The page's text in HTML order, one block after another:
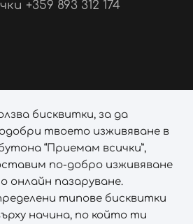
+359 893 312 174
бисквитки, за да
твоето изживяване в
“Приемам всички”,
по-добро изживяване
онлайн пазаруване.
типове бисквитки
начина, по който ти